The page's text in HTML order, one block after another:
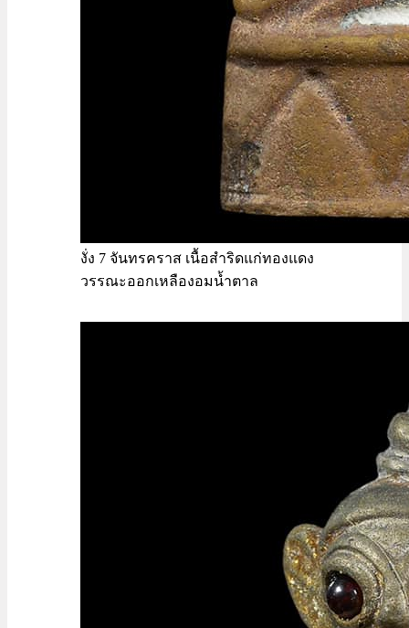
งั่ง 7 จันทรคราส เนื้อสำริดแก่ทองแดง
วรรณะออกเหลืองอมน้ำตาล